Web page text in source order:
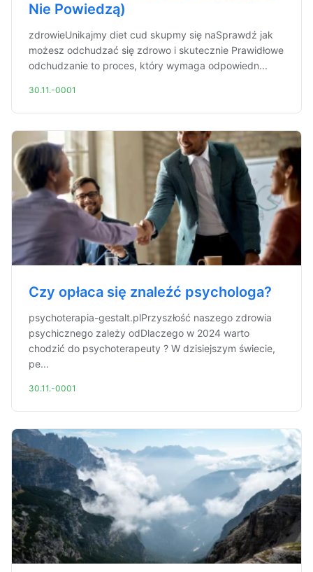
Nie Powiedzą)
zdrowieUnikajmy diet cud skupmy się naSprawdź jak
możesz odchudzać się zdrowo i skutecznie Prawidłowe
odchudzanie to proces, który wymaga odpowiedn...
30.11.-0001
Czy opłaca się znaleźć psychologa?
psychoterapia-gestalt.plPrzyszłość naszego zdrowia
psychicznego zależy odDlaczego w 2024 warto
chodzić do psychoterapeuty ? W dzisiejszym świecie,
pe...
30.11.-0001